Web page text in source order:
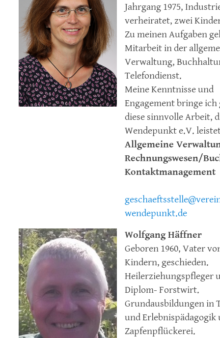
Jahrgang 1975,
verheiratet, zwei
Zu meinen Aufgaben
Mitarbeit in der
Verwaltung,
Telefondienst.
Meine Kenntnisse und
Engagement bringe ich
diese sinnvolle Arbeit,
Wendepunkt e.V.
Allgemeine
Rechnungswesen/
Kontaktmanagement
wendepunkt.de
Wolfgang Häffner
Geboren 1960, Vater
Kindern, geschieden.
Heilerziehungspfleger
Diplom- Forstwirt.
Grundausbildungen in
und Erlebnispädagogik
Zapfenpflückerei.